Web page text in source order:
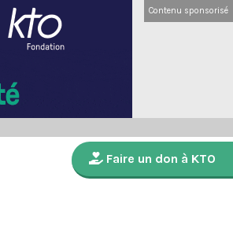
Contenu sponsorisé
Faire un don à KTO